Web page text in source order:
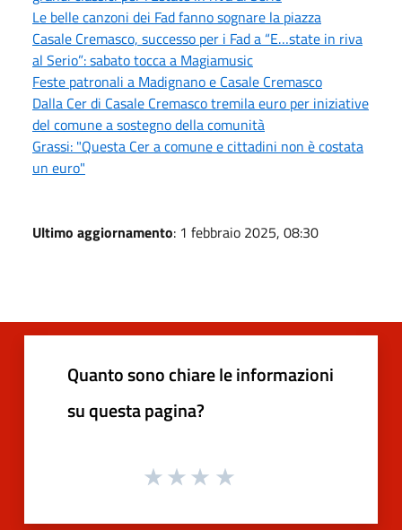
Le belle canzoni dei Fad fanno sognare la piazza
Casale Cremasco, successo per i Fad a “E…state in riva
al Serio”: sabato tocca a Magiamusic
Feste patronali a Madignano e Casale Cremasco
Dalla Cer di Casale Cremasco tremila euro per iniziative
del comune a sostegno della comunità
Grassi: "Questa Cer a comune e cittadini non è costata
un euro"
Ultimo aggiornamento: 1 febbraio 2025, 08:30
Quanto sono chiare le informazioni
su questa pagina?